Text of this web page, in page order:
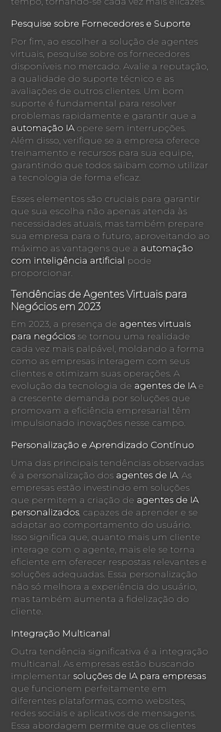
Pesquise sobre Fornecedores e Suporte
Por fim, ao escolher a solução de agentes
virtuais, pesquise sobre os fornecedores
disponíveis no mercado. Avalie a reputação,
a qualidade do suporte técnico e as
avaliações de outros clientes. Um bom
suporte é fundamental para resolver
problemas rapidamente e garantir que a
automação IAopere sem interrupções.
Além disso, verifique se a empresa oferece
treinamento e recursos para sua equipe,
garantindo que todos saibam como utilizar
a tecnologia de forma eficaz.
Esses elementos são cruciais para garantir
que sua escolha não apenas atenda às
necessidades atuais, mas também prepare
sua empresa para o futuro, aproveitando ao
máximo as vantagens que a automação
com inteligência artificial pode
proporcionar.
Tendências de Agentes Virtuais para
Negócios em 2023
Em 2023, a presença de agentes virtuais
para negóciosse tornou uma realidade
cada vez mais palpável, moldando a forma
como as empresas interagem com seus
clientes e otimizam suas operações. A
evolução da tecnologia de agentes de IAe
a crescente demanda por soluções que
promovam a eficiência empresarial têm
impulsionado inovações nesse campo.
Personalização e Aprendizado Contínuo
Uma das principais tendências observadas
é a personalização dos agentes de IA. As
empresas estão investindo em soluções
que permitem a criação de agentes de IA
personalizados, capazes de aprender e se
adaptar ao comportamento do usuário.
Isso significa que, quanto mais um cliente
interage com o agente, mais ele se torna
eficiente em oferecer respostas relevantes e
soluções adequadas. Essa personalização
não só melhora a experiência do usuário,
mas também aumenta a fidelização do
cliente.
Integração Multicanal
Outra tendência significativa é a integração
multicanal. As empresas estão buscando
implementar soluções de IA para empresas
que funcionem perfeitamente em
diferentes plataformas, como websites,
redes sociais e aplicativos de mensagens.
Essa abordagem permite que os clientes